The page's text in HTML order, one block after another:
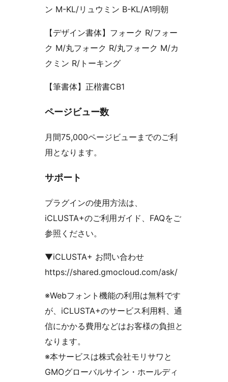
ン M-KL/リュウミン B-KL/A1明朝
【デザイン書体】フォーク R/フォー
ク M/丸フォーク R/丸フォーク M/カ
クミン R/トーキング
【筆書体】正楷書CB1
ページビュー数
月間75,000ページビューまでのご利
用となります。
サポート
プラグインの使用方法は、
iCLUSTA+のご利用ガイド、FAQをご
参照ください。
▼iCLUSTA+ お問い合わせ
https://shared.gmocloud.com/ask/
※Webフォント機能の利用は無料です
が、iCLUSTA+のサービス利用料、通
信にかかる費用などはお客様の負担と
なります。
※本サービスは株式会社モリサワと
GMOグローバルサイン・ホールディ